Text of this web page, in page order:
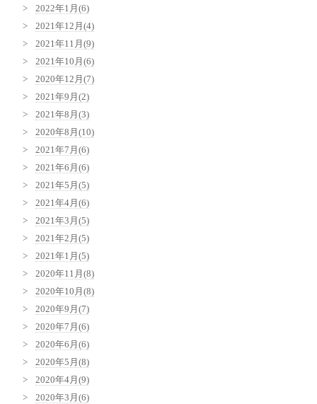
2022年1月(6)
2021年12月(4)
2021年11月(9)
2021年10月(6)
2020年12月(7)
2021年9月(2)
2021年8月(3)
2020年8月(10)
2021年7月(6)
2021年6月(6)
2021年5月(5)
2021年4月(6)
2021年3月(5)
2021年2月(5)
2021年1月(5)
2020年11月(8)
2020年10月(8)
2020年9月(7)
2020年7月(6)
2020年6月(6)
2020年5月(8)
2020年4月(9)
2020年3月(6)